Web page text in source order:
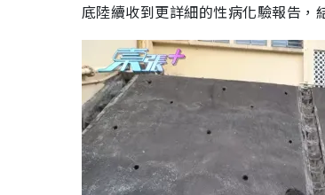
底陸續收到更詳細的性病化驗報告，